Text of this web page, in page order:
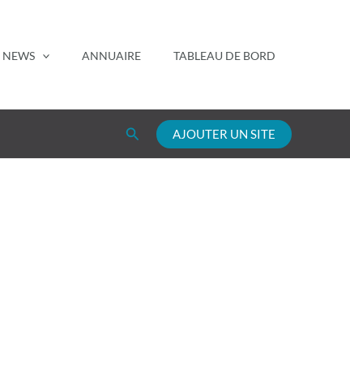
NEWS ANNUAIRE TABLEAU DE BORD
RechercherAJOUTER UN SITE